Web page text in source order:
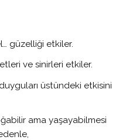
güzelliği etkiler.
ve sinirleri etkiler.
üstündeki etkisini
ama yaşayabilmesi